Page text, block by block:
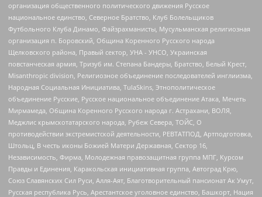
организация общественного политического движения Русское
национальное единство, Северное Братство, Клуб Болельщиков
Футбольного Клуба Динамо, Файзрахманисты, Мусульманская религиозная
организация п. Боровский, Община Коренного Русского народа
Щелковского района, Правый сектор, УНА - УНСО, Украинская
повстанческая армия, Тризуб им. Степана Бандеры, Братство, Белый Крест,
Misanthropic division, Религиозное объединение последователей инглиизма,
Народная Социальная Инициатива, TulaSkins, Этнополитическое
объединение Русские, Русское национальное объединение Атака, Мечеть
Мирмамеда, Община Коренного Русского народа г. Астрахани, ВОЛЯ,
Меджлис крымскотатарского народа, Рубеж Севера, ТОЙС, О
противодействии экстремистской деятельности, РЕВТАТПОД, Артподготовка,
Штольц, В честь иконы Божией Матери Державная, Сектор 16,
Независимость, Фирма, Молодежная правозащитная группа МПГ, Курсом
Правды и Единения, Каракольская инициативная группа, Автоград Крю,
Союз Славянских Сил Руси, Алля-Аят, Благотворительный пансионат Ак Умут,
Русская республика Русь, Арестантское уголовное единство, Башкорт, Нация